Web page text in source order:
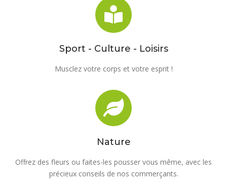
Sport - Culture - Loisirs
Musclez votre corps et votre esprit !
Nature
Offrez des fleurs ou faites-les pousser vous même, avec les
précieux conseils de nos commerçants.